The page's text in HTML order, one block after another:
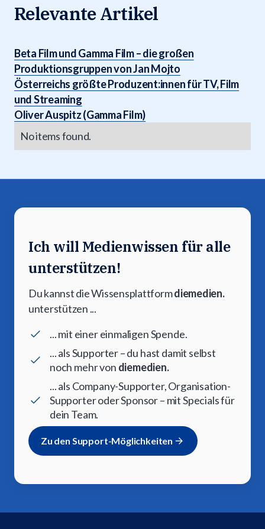
Relevante Artikel
Beta Film und Gamma Film – die großen
Produktionsgruppen von Jan Mojto
Österreichs größte Produzent:innen für TV, Film
und Streaming
Oliver Auspitz (Gamma Film)
No items found.
Ich will Medienwissen für alle
unterstützen!
Du kannst die Wissensplattformdiemedien.
unterstützen ...
... mit einer einmaligen Spende.
... als Supporter – du hast damit selbst
noch mehr von diemedien.
... als Company-Supporter, Organisation-
Supporter oder Sponsor – mit Specials für
dein Team.
Zu den Support-Möglichkeiten